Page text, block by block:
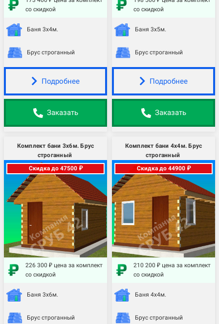
со скидкой
Баня 3х4м.
Брус строганный
Подробнее
Заказать
со скидкой
Баня 3х5м.
Брус строганный
Подробнее
Заказать
Комплект бани 3х6м. Брус
строганный
Скидка до 47500 ₽
226 300 ₽ цена за комплект
со скидкой
Баня 3х6м.
Брус строганный
Комплект бани 4х4м. Брус
строганный
Скидка до 44900 ₽
210 200 ₽ цена за комплект
со скидкой
Баня 4х4м.
Брус строганный